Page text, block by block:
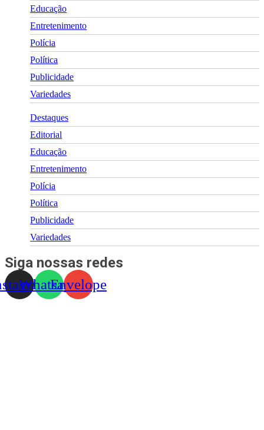
Educação
Entretenimento
Polícia
Política
Publicidade
Variedades
Destaques
Editorial
Educação
Entretenimento
Polícia
Política
Publicidade
Variedades
Siga nossas redes
WhatsappEnvelope